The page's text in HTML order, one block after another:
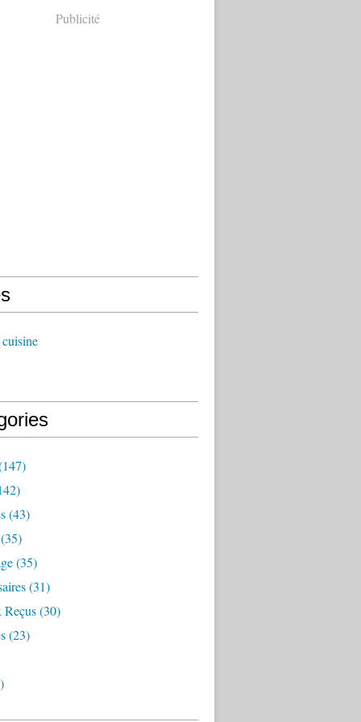
Publicité
(43)
(35)
(31)
Reçus(30)
(23)